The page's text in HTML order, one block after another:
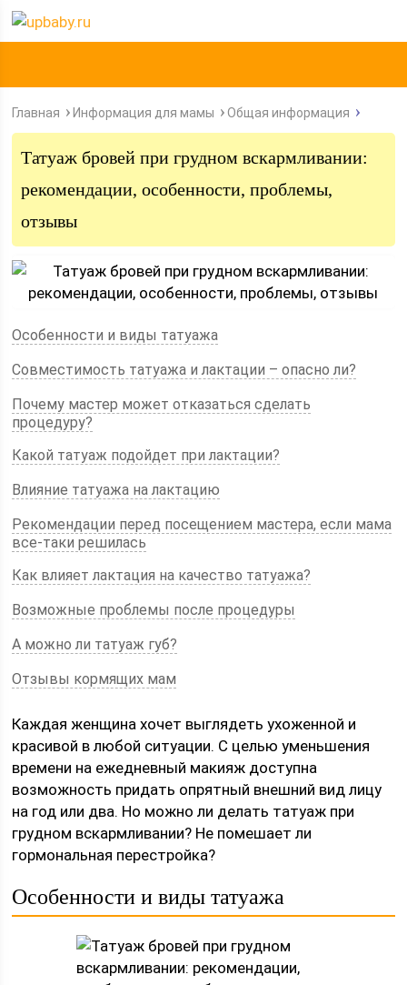
Главная Информация для мамы Общая информация
Татуаж бровей при грудном вскармливании:
рекомендации, особенности, проблемы,
отзывы
Особенности и виды татуажа
Совместимость татуажа и лактации – опасно ли?
Почему мастер может отказаться сделать
процедуру?
Какой татуаж подойдет при лактации?
Влияние татуажа на лактацию
Рекомендации перед посещением мастера, если мама
все-таки решилась
Как влияет лактация на качество татуажа?
Возможные проблемы после процедуры
А можно ли татуаж губ?
Отзывы кормящих мам
Каждая женщина хочет выглядеть ухоженной и
красивой в любой ситуации. С целью уменьшения
времени на ежедневный макияж доступна
возможность придать опрятный внешний вид лицу
на год или два. Но можно ли делать татуаж при
грудном вскармливании? Не помешает ли
гормональная перестройка?
Особенности и виды татуажа